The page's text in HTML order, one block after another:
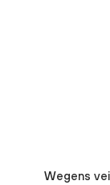
Wegens